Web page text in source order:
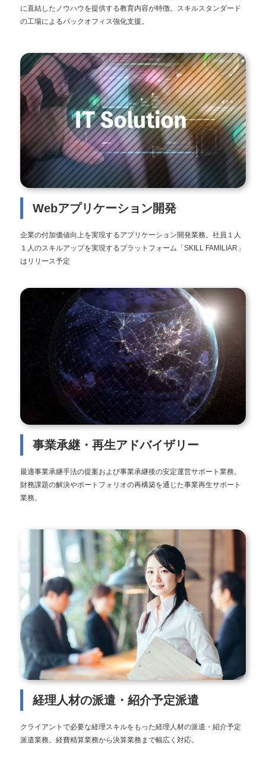
に直結したノウハウを提供する教育内容が特徴。スキルスタンダード
の工場によるバックオフィス強化支援。
Webアプリケーション開発
企業の付加価値向上を実現するアプリケーション開発業務。社員１人
１人のスキルアップを実現するプラットフォーム「SKILL FAMILIAR」
はリリース予定
事業承継・再生アドバイザリー
最適事業承継手法の提案および事業承継後の安定運営サポート業務。
財務課題の解決やポートフォリオの再構築を通じた事業再生サポート
業務。
経理人材の派遣・紹介予定派遣
クライアントで必要な経理スキルをもった経理人材の派遣・紹介予定
派遣業務。経費精算業務から決算業務まで幅広く対応。